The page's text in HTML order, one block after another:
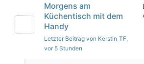
Morgens am
Küchentisch mit dem
Handy
Letzter Beitrag von Kerstin_TF,
vor 5 Stunden